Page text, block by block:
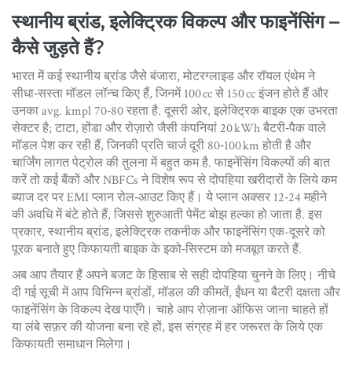
स्थानीय ब्रांड, इलेक्ट्रिक विकल्प और फाइनेंसिंग –
कैसे जुड़ते हैं?
भारत में कई स्थानीय ब्रांड जैसे बंजारा, मोटरग्लाइड और रॉयल एंथेम ने
सीधा‑सस्ता मॉडल लॉन्च किए हैं, जिनमें 100 cc से 150 cc इंजन होते हैं और
उनका avg. kmpl 70‑80 रहता है. दूसरी ओर, इलेक्ट्रिक बाइक एक उभरता
सेक्टर है; टाटा, होंडा और रोज़ारो जैसी कंपनियां 20 kWh बैटरी‑पैक वाले
मॉडल पेश कर रही हैं, जिनकी प्रति चार्ज दूरी 80‑100 km होती है और
चार्जिंग लागत पेट्रोल की तुलना में बहुत कम है. फाइनेंसिंग विकल्पों की बात
करें तो कई बैंकों और NBFCs ने विशेष रूप से दोपहिया खरीदारों के लिये कम
ब्याज दर पर EMI प्लान रोल‑आउट किए हैं। ये प्लान अक्सर 12‑24 महीने
की अवधि में बंटे होते हैं, जिससे शुरुआती पेमेंट बोझ हल्का हो जाता है. इस
प्रकार, स्थानीय ब्रांड, इलेक्ट्रिक तकनीक और फाइनेंसिंग एक-दूसरे को
पूरक बनाते हुए किफायती बाइक के इको‑सिस्टम को मजबूत करते हैं.
अब आप तैयार हैं अपने बजट के हिसाब से सही दोपहिया चुनने के लिए। नीचे
दी गई सूची में आप विभिन्न ब्रांडों, मॉडल की कीमतें, ईंधन या बैटरी दक्षता और
फाइनेंसिंग के विकल्प देख पाएँगे। चाहे आप रोज़ाना ऑफिस जाना चाहते हों
या लंबे सफ़र की योजना बना रहे हों, इस संग्रह में हर जरूरत के लिये एक
किफायती समाधान मिलेगा।